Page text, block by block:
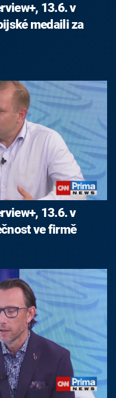
13.6. v
medaili za
13.6. v
ve firmě